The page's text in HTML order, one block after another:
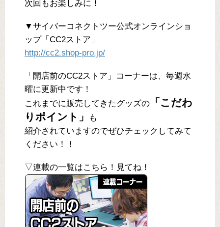
次回もお楽しみに！
▼サイバーコネクトツー公式オンラインショ
ップ「CC2ストア」
http://cc2.shop-pro.jp/
「開店前のCC2ストア」コーナーは、毎週水
曜に更新中です！
これまでに販売してきたグッズの
「こだわ
りポイント」
も
紹介されていますのでぜひチェックしてみて
ください！！
▽連載の一覧はこちら！見てね！